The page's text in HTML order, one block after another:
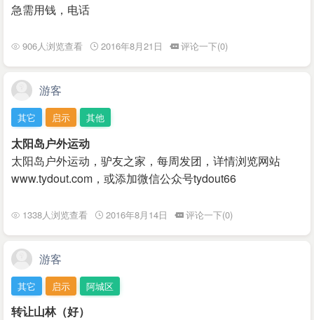
急需用钱，电话
906人浏览查看 2016年8月21日 评论一下(0)
游客
其它 启示 其他
太阳岛户外运动
太阳岛户外运动，驴友之家，每周发团，详情浏览网站
www.tydout.com，或添加微信公众号tydout66
1338人浏览查看 2016年8月14日 评论一下(0)
游客
其它 启示 阿城区
转让山林（好）